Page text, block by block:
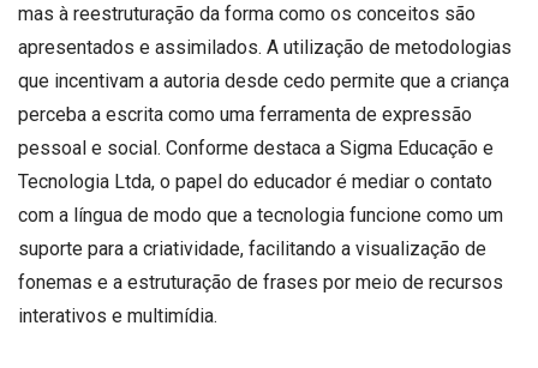
mas à reestruturação da forma como os conceitos são
apresentados e assimilados. A utilização de metodologias
que incentivam a autoria desde cedo permite que a criança
perceba a escrita como uma ferramenta de expressão
pessoal e social. Conforme destaca a Sigma Educação e
Tecnologia Ltda, o papel do educador é mediar o contato
com a língua de modo que a tecnologia funcione como um
suporte para a criatividade, facilitando a visualização de
fonemas e a estruturação de frases por meio de recursos
interativos e multimídia.